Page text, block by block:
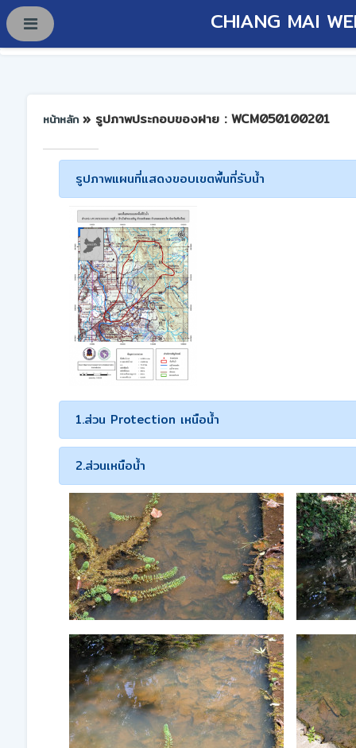
CHIANG MAI
หน้าหลัก » รูปภาพประกอบของฝาย : WCM050100201
รูปภาพแผนที่แสดงขอบเขตพื้นที่รับน้ำ
1.ส่วน Protection เหนือน้ำ
2.ส่วนเหนือน้ำ